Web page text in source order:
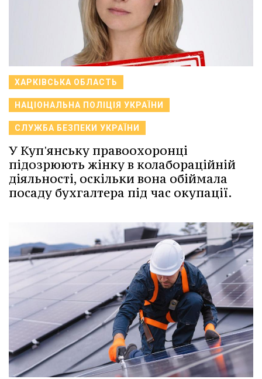
ХАРКІВСЬКА ОБЛАСТЬ
НАЦІОНАЛЬНА ПОЛІЦІЯ УКРАЇНИ
СЛУЖБА БЕЗПЕКИ УКРАЇНИ
У Куп'янську правоохоронці
підозрюють жінку в колабораційній
діяльності, оскільки вона обіймала
посаду бухгалтера під час окупації.